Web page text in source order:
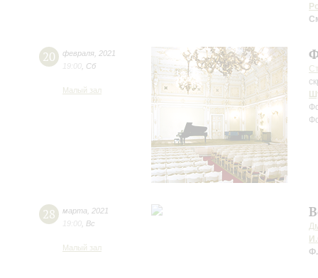
20 февраля 2021
19:00 Сб
Малый зал
28 марта
2021
19:00 Вс
Малый зал